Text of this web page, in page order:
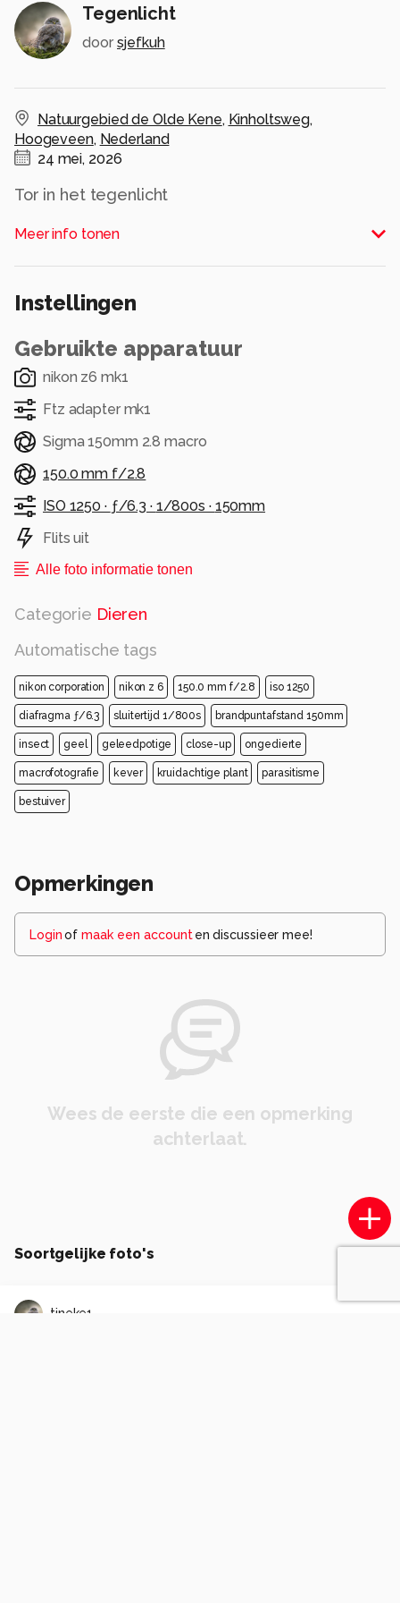
Tegenlicht
door sjefkuh
Natuurgebied de Olde Kene, Kinholtsweg,
Hoogeveen, Nederland
24 mei, 2026
Tor in het tegenlicht
Alle rechten voorbehouden
Meer info tonen
Instellingen
Gebruikte apparatuur
nikon z6 mk1
Ftz adapter mk1
Sigma 150mm 2.8 macro
150.0 mm f/2.8
ISO 1250 · ƒ/6.3 · 1/800s · 150mm
Flits uit
Alle foto informatie tonen
Categorie Dieren
Automatische tags
nikon corporation nikon z 6 150.0 mm f/2.8 iso 1250
diafragma ƒ/6.3 sluitertijd 1/800s brandpuntafstand 150mm
insect geel geleedpotige close-up ongedierte
macrofotografie kever kruidachtige plant parasitisme
bestuiver
Opmerkingen
Loginof maak een account en discussieer mee!
Wees de eerste die een opmerking
achterlaat.
Soortgelijke foto's
tineke1